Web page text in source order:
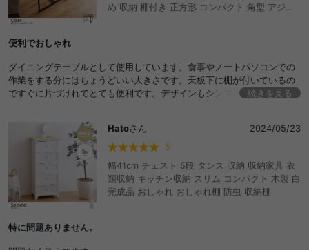
め 収納 棚付き 正方形 コンパクト 角型 アジャ
便利でおしゃれ
ダイニングテーブルとして使用しています。食事やノートパソコンでの
作業をする分にはちょうどいい大きさです。天板下に棚が付いているの
ですぐに片づけれてとても便利です。デザインもシンプルかつスタイリ
続きを見る
Hatoさん
2024/05/23
5
幅41cm チェスト 5段 タンス 収納 収納家具 衣
類収納 キッチン収納 スリム コンパクト 木製 白
完成品 おしゃれ おしゃれ棚 防虫 収納棚
特に問題ありません。